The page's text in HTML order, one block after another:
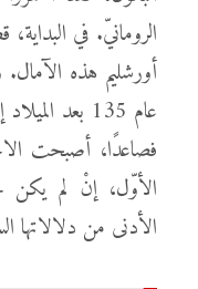
أورشليم هذه
عام 135 بعد
فصاعدًا، أصبحت
الأوّل، إنْ لم يكن
الأدنى من دلالاتها